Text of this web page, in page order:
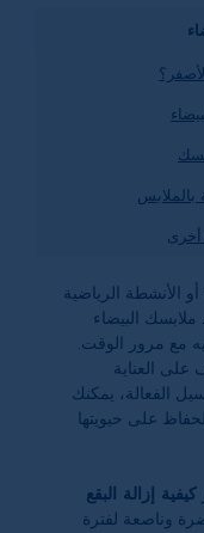
بالملابس
أخرى
الأنشطة الرياضية
ملابسك البيضاء
مع مرور الوقت.
على العناية
الفعالة، يمكنك
على حيويتها
كيفية إزالة البقع
وناصعة لفترة